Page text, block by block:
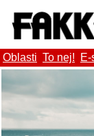
Oblasti To nej!